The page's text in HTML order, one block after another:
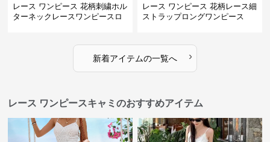
レース ワンピース 花柄刺繍ホル
ターネックレースワンピースロ
レース ワンピース 花柄レース細
ストラップロングワンピース
新着アイテムの一覧へ ›
レース ワンピースキャミのおすすめアイテム